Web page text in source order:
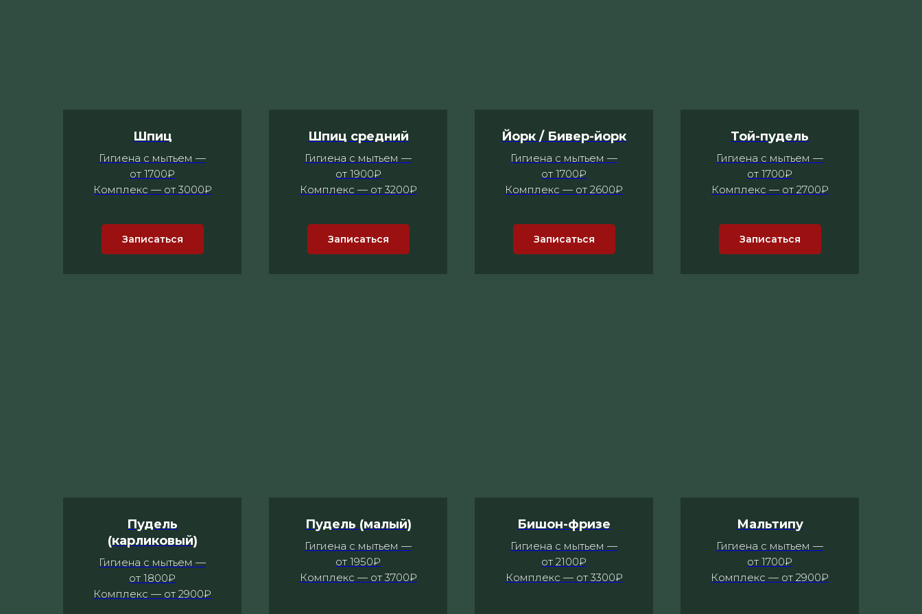
Шпиц
Гигиена с мытьем —
от 1700₽
Комплекс — от 3000₽
Записаться
Шпиц средний
Гигиена с мытьем —
от 1900₽
Комплекс — от 3200₽
Записаться
Йорк / Бивер-йорк
Гигиена с мытьем —
от 1700₽
Комплекс — от 2600₽
Записаться
Той-пудель
Гигиена с мытьем —
от 1700₽
Комплекс — от 2700₽
Записаться
Пудель
(карликовый)
Гигиена с мытьем —
от 1800₽
Комплекс — от 2900₽
Пудель (малый)
Гигиена с мытьем —
от 1950₽
Комплекс — от 3700₽
Бишон-фризе
Гигиена с мытьем —
от 2100₽
Комплекс — от 3300₽
Мальтипу
Гигиена с мытьем —
от 1700₽
Комплекс — от 2900₽